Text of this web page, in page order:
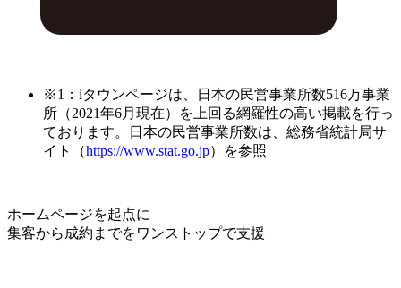
※1：iタウンページは、日本の民営事業所数516万事業
所（2021年6月現在）を上回る網羅性の高い掲載を行っ
ております。日本の民営事業所数は、総務省統計局サ
イト（https://www.stat.go.jp）を参照
ホームページを起点に
集客から成約までをワンストップで支援